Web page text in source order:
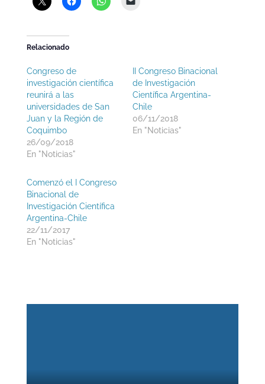
Relacionado
Congreso de
investigación científica
reunirá a las
universidades de San
Juan y la Región de
Coquimbo
26/09/2018
En "Noticias"
II Congreso Binacional
de Investigación
Científica Argentina-
Chile
06/11/2018
En "Noticias"
Comenzó el I Congreso
Binacional de
Investigación Científica
Argentina-Chile
22/11/2017
En "Noticias"